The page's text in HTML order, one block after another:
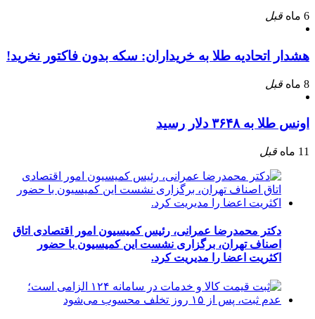
6 ماه قبل
هشدار اتحادیه طلا به خریداران: سکه بدون فاکتور نخرید!
8 ماه قبل
اونس طلا به ۳۶۴۸ دلار رسید
11 ماه قبل
دکتر محمدرضا عمرانی، رئیس کمیسیون امور اقتصادی اتاق
اصناف تهران، برگزاری نشست این کمیسیون با حضور
اکثریت اعضا را مدیریت کرد.